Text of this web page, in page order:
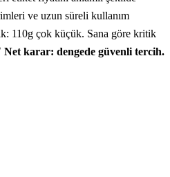
ve uzun süreli kullanım
110g çok küçük. Sana göre kritik
Net karar: dengede güvenli tercih.